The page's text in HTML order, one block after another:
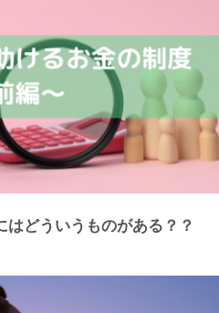
どういうものがある？？